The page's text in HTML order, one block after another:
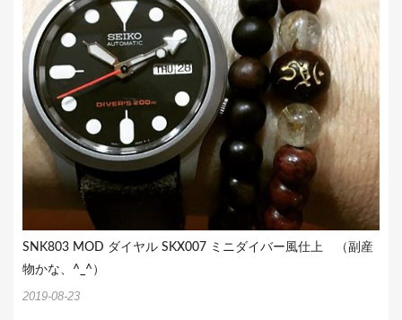
SNK803 MOD ダイヤル SKX007 ミニダイバー風仕上 （副産
物かな、^_^）
2019-08-23